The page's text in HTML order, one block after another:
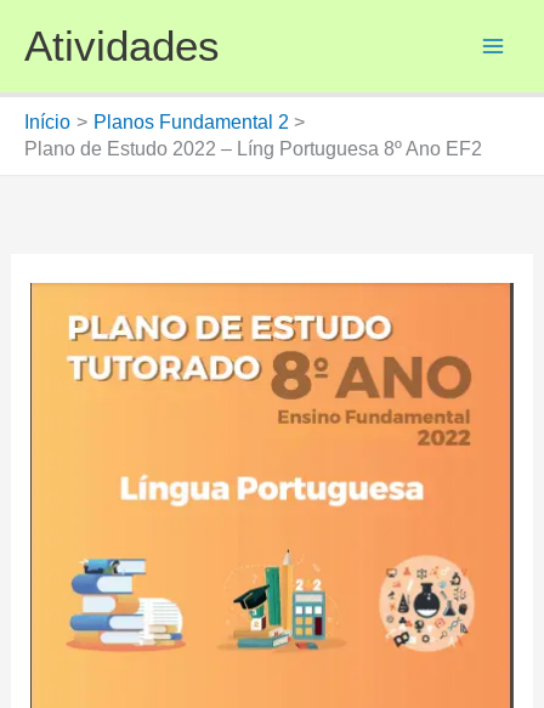
para
conteúdo
Atividades
Início
Planos Fundamental 2
Plano de Estudo 2022 – Líng Portuguesa 8º Ano EF2